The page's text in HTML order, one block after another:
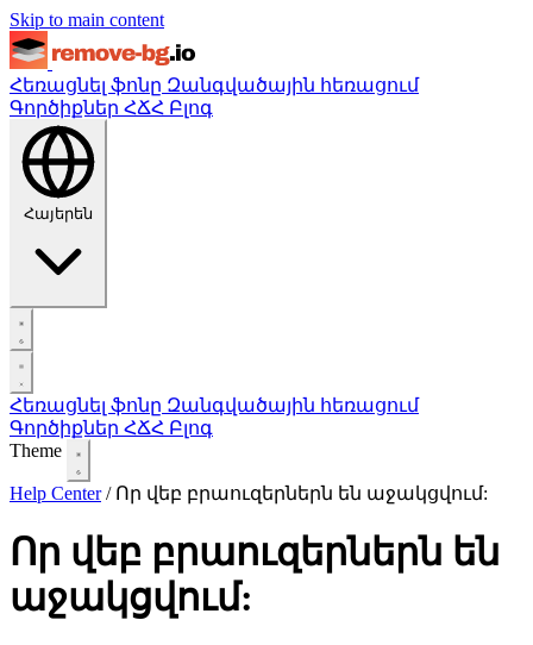
Skip to main content
Հեռացնել ֆոնը Զանգվածային հեռացում
Գործիքներ ՀՃՀ Բլոգ
Հայերեն
Հեռացնել ֆոնը Զանգվածային հեռացում
Գործիքներ ՀՃՀ Բլոգ
Theme
Help Center / Որ վեբ բրաուզերներն են աջակցվում:
Որ վեբ բրաուզերներն են
աջակցվում: